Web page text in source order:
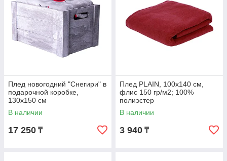
Плед новогодний "Снегири" в
подарочной коробке,
130х150 см
В наличии
17 250 ₸
Плед PLAIN, 100х140 см,
флис 150 гр/м2; 100%
полиэстер
В наличии
3 940 ₸